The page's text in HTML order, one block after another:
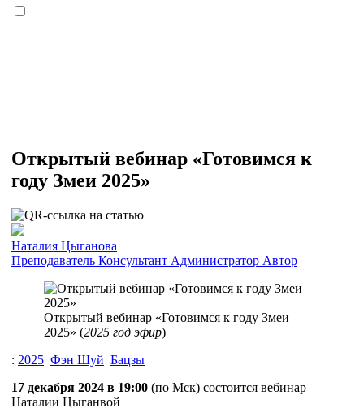
Открытый вебинар «Готовимся к
году Змеи 2025»
Наталия Цыганова
Преподаватель Консультант Администратор Автор
Открытый вебинар «Готовимся к году Змеи
2025» (2025 год эфир)
: 2025 Фэн Шуй Бацзы
17 декабря 2024 в 19:00 (по Мск) состоится вебинар
Наталии Цыганвой